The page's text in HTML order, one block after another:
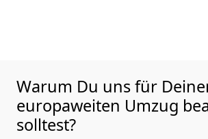
Warum Du uns für
europaweiten Umzug
solltest?